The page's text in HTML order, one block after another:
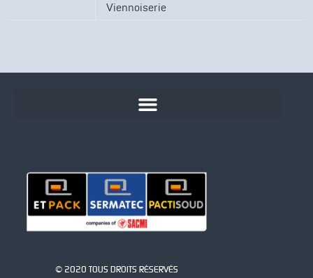
Viennoiserie
© 2020 TOUS DROITS RÉSERVÉS